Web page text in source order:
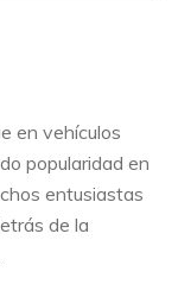
en vehículos
popularidad en
entusiastas
de la